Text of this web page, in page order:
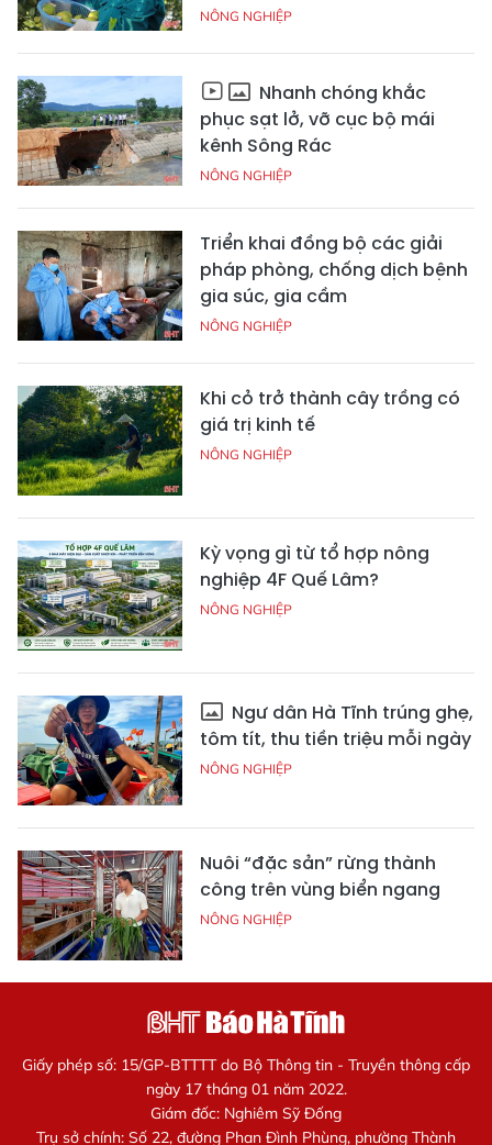
NÔNG NGHIỆP
Nhanh chóng khắc
phục sạt lở, vỡ cục bộ mái
kênh Sông Rác
NÔNG NGHIỆP
Triển khai đồng bộ các giải
pháp phòng, chống dịch bệnh
gia súc, gia cầm
NÔNG NGHIỆP
Khi cỏ trở thành cây trồng có
giá trị kinh tế
NÔNG NGHIỆP
Kỳ vọng gì từ tổ hợp nông
nghiệp 4F Quế Lâm?
NÔNG NGHIỆP
Ngư dân Hà Tĩnh trúng ghẹ,
tôm tít, thu tiền triệu mỗi ngày
NÔNG NGHIỆP
Nuôi “đặc sản” rừng thành
công trên vùng biển ngang
NÔNG NGHIỆP
Giấy phép số: 15/GP-BTTTT do Bộ Thông tin - Truyền thông cấp
ngày 17 tháng 01 năm 2022.
Giám đốc: Nghiêm Sỹ Đống
Trụ sở chính: Số 22, đường Phan Đình Phùng, phường Thành